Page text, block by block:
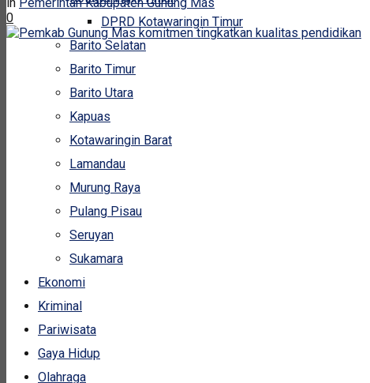
DPRD Kotawaringin Timur
Barito Selatan
Barito Timur
Barito Utara
Kapuas
Kotawaringin Barat
Lamandau
Murung Raya
Pulang Pisau
Seruyan
Sukamara
Ekonomi
Kriminal
Pariwisata
Gaya Hidup
Olahraga
0